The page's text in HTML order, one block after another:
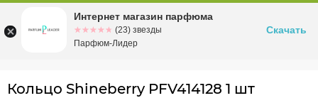
Омскул. Заозерная, 11, к. 1
Кольцо Shineberry PFV414128 1 шт
Интернет магазин парфюма
☆☆☆☆☆
★★★★★ (23) звезды
Парфюм-Лидер
Скачать